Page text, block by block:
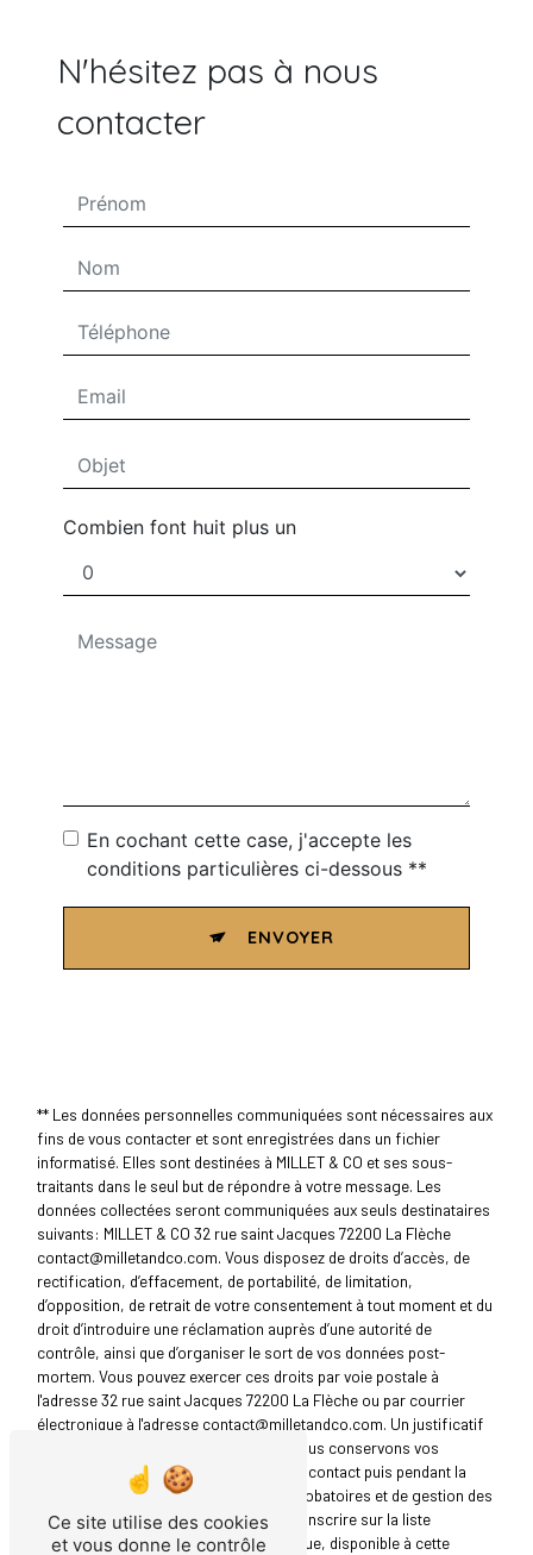
N'hésitez pas à nous
contacter
Combien font huit plus un
En cochant cette case, j'accepte les
conditions particulières ci-dessous **
ENVOYER
** Les données personnelles communiquées sont nécessaires aux
fins de vous contacter et sont enregistrées dans un fichier
informatisé. Elles sont destinées à MILLET & CO et ses sous-
traitants dans le seul but de répondre à votre message. Les
données collectées seront communiquées aux seuls destinataires
suivants: MILLET & CO 32 rue saint Jacques 72200 La Flèche
contact@milletandco.com. Vous disposez de droits d’accès, de
rectification, d’effacement, de portabilité, de limitation,
d’opposition, de retrait de votre consentement à tout moment et du
droit d’introduire une réclamation auprès d’une autorité de
contrôle, ainsi que d’organiser le sort de vos données post-
mortem. Vous pouvez exercer ces droits par voie postale à
l'adresse 32 rue saint Jacques 72200 La Flèche ou par courrier
électronique à l'adresse contact@milletandco.com. Un justificatif
d'identité pourra vous être demandé. Nous conservons vos
données pendant la période de prise de contact puis pendant la
durée de prescription légale aux fins probatoires et de gestion des
contentieux. Vous avez le droit de vous inscrire sur la liste
d'opposition au démarchage téléphonique, disponible à cette
Ce site utilise des cookies
et vous donne le contrôle